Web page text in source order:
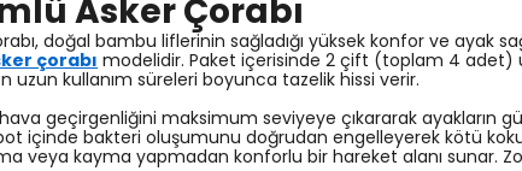
Asker Çorabı
doğal bambu liflerinin sağladığı yüksek konfor ve ayak
çorabı modelidir. Paket içerisinde 2 çift (toplam 4 adet)
kullanım süreleri boyunca tazelik hissi verir.
geçirgenliğini maksimum seviyeye çıkararak ayakların
içinde bakteri oluşumunu doğrudan engelleyerek kötü
veya kayma yapmadan konforlu bir hareket alanı